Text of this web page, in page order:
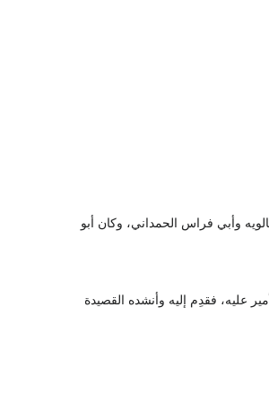
وأبي فراس الحمداني، وكان أبو
عليه، فقدِم إليه وأنشده القصيدة